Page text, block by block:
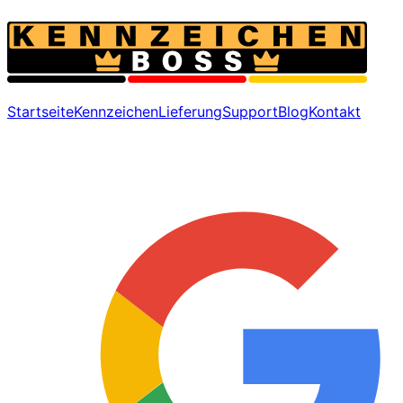
StartseiteKennzeichenLieferungSupportBlogKontakt